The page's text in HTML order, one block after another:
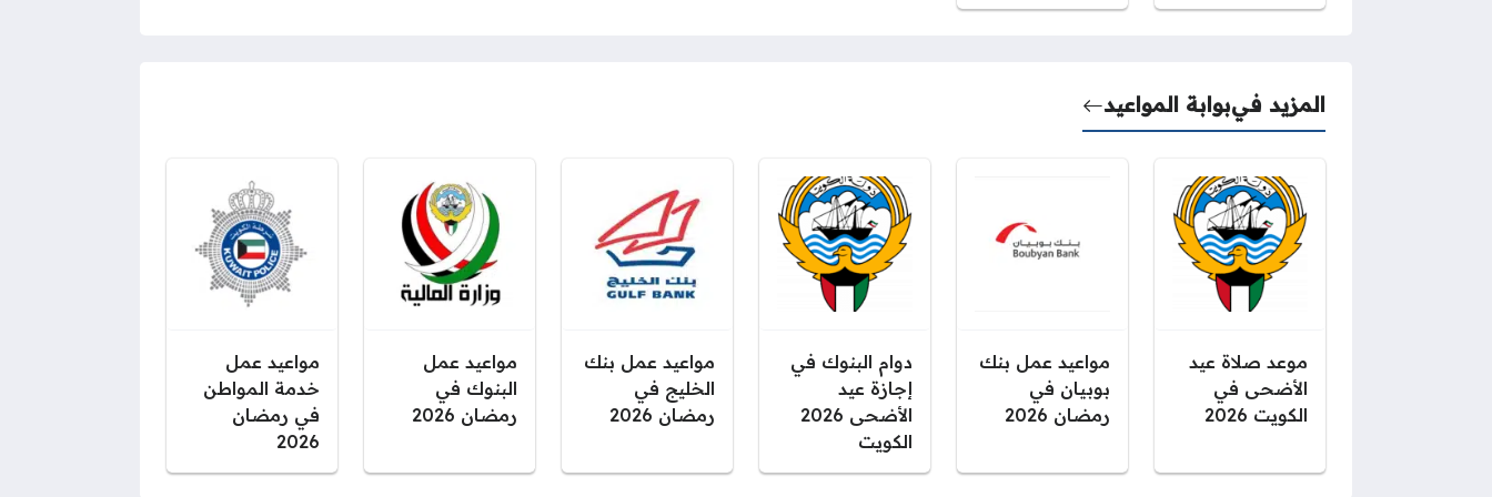
المزيد فيبوابة المواعيد
موعد صلاة عيد
الأضحى في
الكويت 2026
مواعيد عمل بنك
بوبيان في
رمضان 2026
دوام البنوك في
إجازة عيد
الأضحى 2026
الكويت
مواعيد عمل بنك
الخليج في
رمضان 2026
مواعيد عمل
البنوك في
رمضان 2026
مواعيد عمل
خدمة المواطن
في رمضان
2026